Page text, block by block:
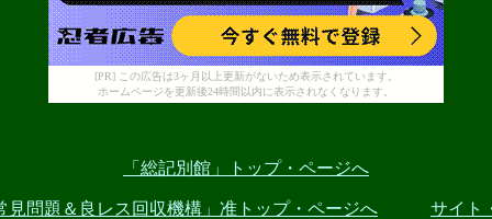
[PR] この広告は3ヶ月以上更新がないため表示されています。
ホームページを更新後24時間以内に表示されなくなります。
「総記別館」トップ・ページへ
見問題＆良レス回収機構」准トップ・ページへ サイト